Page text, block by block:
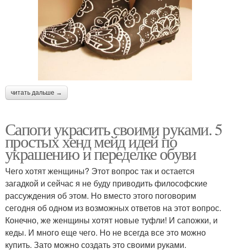
читать дальше →
Сапоги украсить своими руками. 5
простых хенд мейд идей по
украшению и переделке обуви
Чего хотят женщины? Этот вопрос так и остается
загадкой и сейчас я не буду приводить философские
рассуждения об этом. Но вместо этого поговорим
сегодня об одном из возможных ответов на этот вопрос.
Конечно, же женщины хотят новые туфли! И сапожки, и
кеды. И много еще чего. Но не всегда все это можно
купить. Зато можно создать это своими руками.